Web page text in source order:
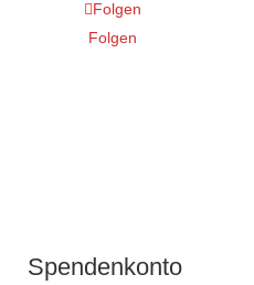
Folgen
Folgen
Spendenkonto